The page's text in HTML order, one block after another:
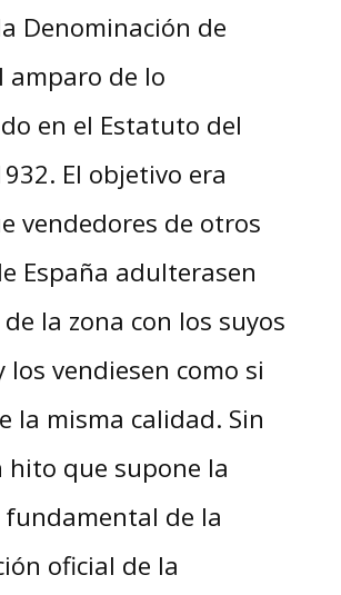
Denominación de
amparo de lo
en el Estatuto del
El objetivo era
vendedores de otros
España adulterasen
la zona con los suyos
los vendiesen como si
la misma calidad. Sin
hito que supone la
de la
oficial de la